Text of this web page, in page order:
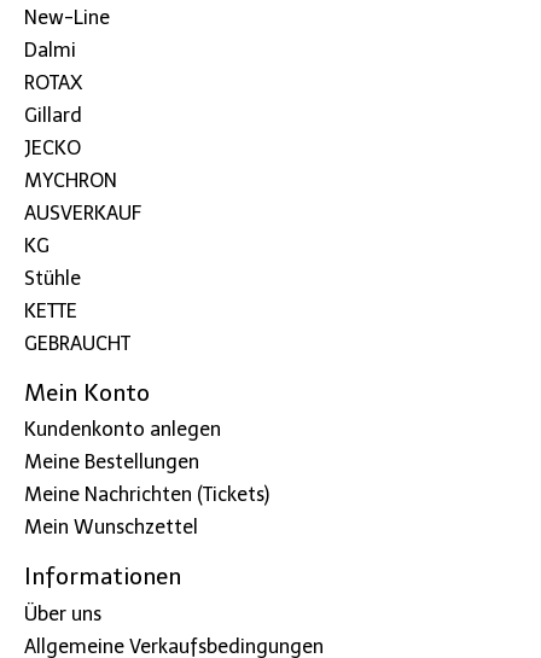
New-Line
Dalmi
ROTAX
Gillard
JECKO
MYCHRON
AUSVERKAUF
KG
Stühle
KETTE
GEBRAUCHT
Mein Konto
Kundenkonto anlegen
Meine Bestellungen
Meine Nachrichten (Tickets)
Mein Wunschzettel
Informationen
Über uns
Allgemeine Verkaufsbedingungen